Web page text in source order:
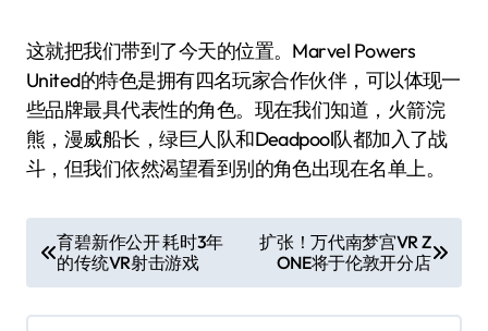
这就把我们带到了今天的位置。Marvel Powers
United的特色是拥有四名玩家合作伙伴，可以体现一
些品牌最具代表性的角色。现在我们知道，火箭浣
熊，漫威船长，绿巨人队和Deadpool队都加入了战
斗，但我们依然渴望看到别的角色出现在名单上。
章
导
育碧新作公开 耗时3年
的传统VR射击游戏
扩张！万代南梦宫VR Z
ONE将于伦敦开分店